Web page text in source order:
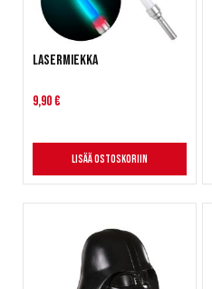
Lasermiekka
9,90 €
Lisää ostoskoriin